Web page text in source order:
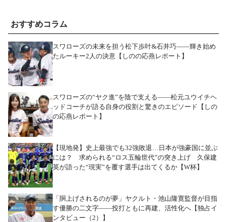
おすすめコラム
スワローズの未来を担う松下歩叶&石井巧――輝き始め
たルーキー2人の決意【しのの応燕レポート】
スワローズの“ヤク進”を陰で支える――松元ユウイチヘ
ッドコーチが語る自身の役割と驚きのエピソード【しの
の応燕レポート】
【現地発】史上最強でも32強敗退…日本が強豪国に並ぶ
には？ 求められる“ロス五輪世代”の突き上げ 久保建
英が語った“現実”を覆す選手は出てくるか【W杯】
「胴上げされるのが夢」ヤクルト・池山隆寛監督が目指
す優勝の二文字――投打ともに再建、活性化へ【独占イ
ンタビュー（2）】